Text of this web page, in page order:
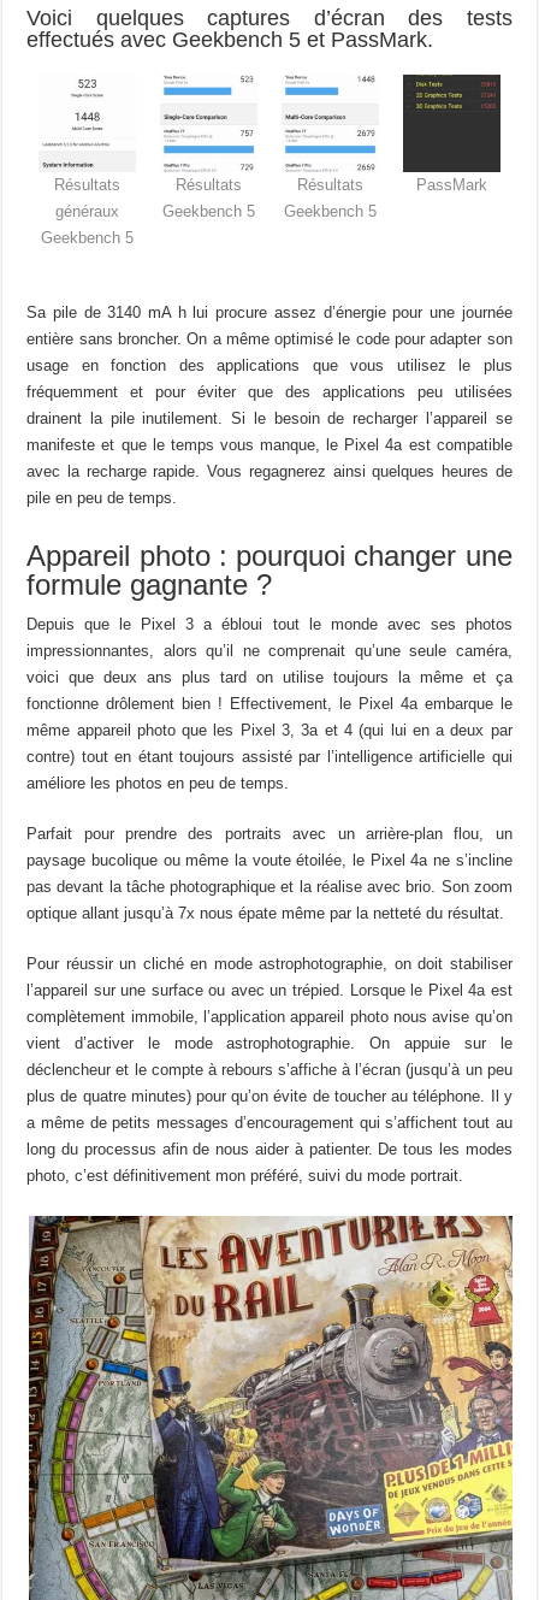
Voici quelques captures d’écran des tests
effectués avec Geekbench 5 et PassMark.
Résultats
généraux
Geekbench 5
Résultats
Geekbench 5
Résultats
Geekbench 5
PassMark
Sa pile de 3140 mA h lui procure assez d’énergie pour une journée
entière sans broncher. On a même optimisé le code pour adapter son
usage en fonction des applications que vous utilisez le plus
fréquemment et pour éviter que des applications peu utilisées
drainent la pile inutilement. Si le besoin de recharger l’appareil se
manifeste et que le temps vous manque, le Pixel 4a est compatible
avec la recharge rapide. Vous regagnerez ainsi quelques heures de
pile en peu de temps.
Appareil photo : pourquoi changer une
formule gagnante ?
Depuis que le Pixel 3 a ébloui tout le monde avec ses photos
impressionnantes, alors qu’il ne comprenait qu’une seule caméra,
voici que deux ans plus tard on utilise toujours la même et ça
fonctionne drôlement bien ! Effectivement, le Pixel 4a embarque le
même appareil photo que les Pixel 3, 3a et 4 (qui lui en a deux par
contre) tout en étant toujours assisté par l’intelligence artificielle qui
améliore les photos en peu de temps.
Parfait pour prendre des portraits avec un arrière-plan flou, un
paysage bucolique ou même la voute étoilée, le Pixel 4a ne s’incline
pas devant la tâche photographique et la réalise avec brio. Son zoom
optique allant jusqu’à 7x nous épate même par la netteté du résultat.
Pour réussir un cliché en mode astrophotographie, on doit stabiliser
l’appareil sur une surface ou avec un trépied. Lorsque le Pixel 4a est
complètement immobile, l’application appareil photo nous avise qu’on
vient d’activer le mode astrophotographie. On appuie sur le
déclencheur et le compte à rebours s’affiche à l’écran (jusqu’à un peu
plus de quatre minutes) pour qu’on évite de toucher au téléphone. Il y
a même de petits messages d’encouragement qui s’affichent tout au
long du processus afin de nous aider à patienter. De tous les modes
photo, c’est définitivement mon préféré, suivi du mode portrait.